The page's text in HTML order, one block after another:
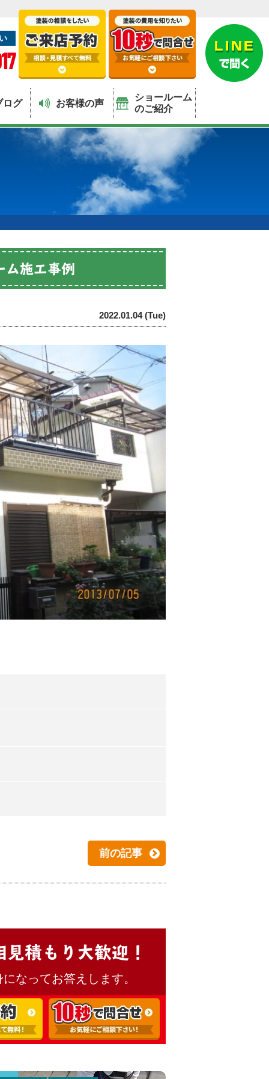
ログ お客様の声
ショールーム
のご紹介
施工事例
2022.01.04 (Tue)
前の記事
積もり大歓迎！
なってお答えします。